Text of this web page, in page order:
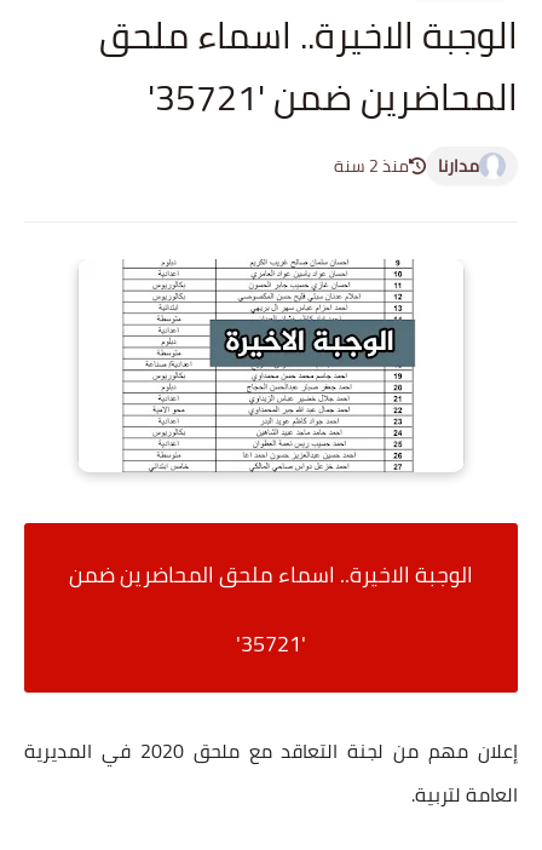
الوجبة الاخيرة.. اسماء ملحق
المحاضرين ضمن '35721'
مدارنا منذ 2 سنة
الوجبة الاخيرة.. اسماء ملحق المحاضرين ضمن
'
35721'
إعلان مهم من لجنة التعاقد مع ملحق 2020 في المديرية
العامة لتربية.